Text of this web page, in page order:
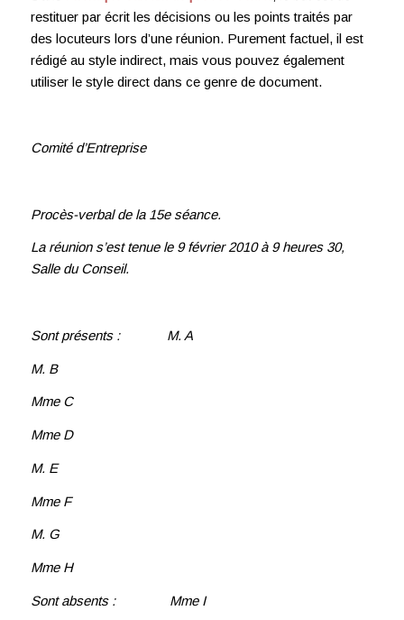
restituer par écrit les décisions ou les points traités par
des locuteurs lors d’une réunion. Purement factuel, il est
rédigé au style indirect, mais vous pouvez également
utiliser le style direct dans ce genre de document.
Comité d’Entreprise
Procès-verbal de la 15e séance.
La réunion s’est tenue le 9 février 2010 à 9 heures 30,
Salle du Conseil.
Sont présents : M. A
M. B
Mme C
Mme D
M. E
Mme F
M. G
Mme H
Sont absents : Mme I